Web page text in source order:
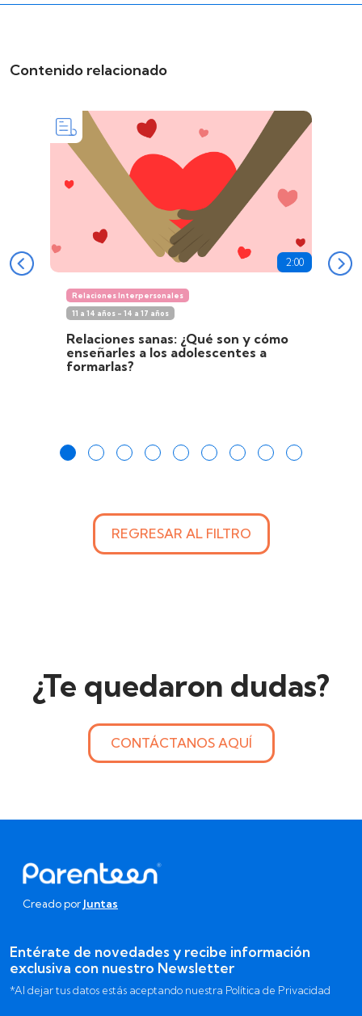
Contenido relacionado
2:00
Relaciones Interpersonales
11 a 14 años - 14 a 17 años
Relaciones sanas: ¿Qué son y cómo
enseñarles a los adolescentes a
formarlas?
REGRESAR AL FILTRO
¿Te quedaron dudas?
CONTÁCTANOS AQUÍ
Creado por Juntas
Entérate de novedades y recibe información
exclusiva con nuestro Newsletter
*Al dejar tus datos estás aceptando nuestra Política de Privacidad